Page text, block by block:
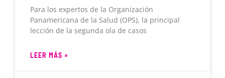
Para los expertos de la Organización
Panamericana de la Salud (OPS), la principal
lección de la segunda ola de casos
LEER MÁS »